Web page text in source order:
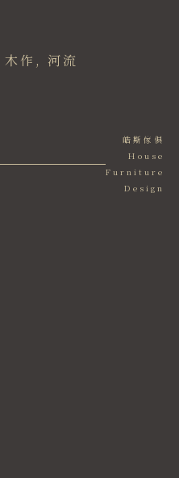
木作 , 河流
皓斯傢俱
House
Furniture
Design